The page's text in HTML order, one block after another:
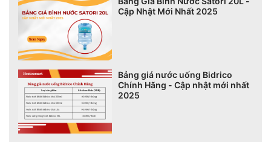
Cập Nhật Mới Nhất 2025
Bảng giá nước uống Bidrico
Chính Hãng - Cập nhật mới nhất
2025